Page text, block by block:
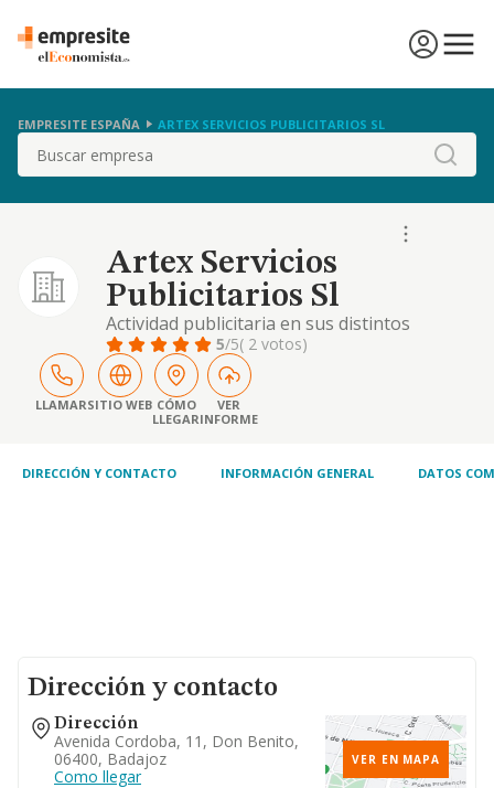
EMPRESITE ESPAÑA ARTEX SERVICIOS PUBLICITARIOS SL
Buscar
Artex Servicios
Publicitarios Sl
Actividad publicitaria en sus distintos
campos.
5/5( 2 votos)
LLAMARSITIO WEB CÓMO
LLEGAR
VER
INFORME
DIRECCIÓN Y CONTACTO INFORMACIÓN GENERAL DATOS
Dirección y contacto
Dirección
Avenida Cordoba, 11, Don Benito,
06400, Badajoz
Como llegar
VER EN MAPA